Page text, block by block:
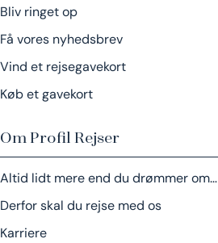
Bliv ringet op
Få vores nyhedsbrev
Vind et rejsegavekort
Køb et gavekort
Om Profil Rejser
Altid lidt mere end du drømmer om…
Derfor skal du rejse med os
Karriere